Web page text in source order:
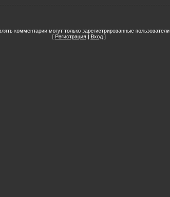
комментарии могут только зарегистрированные пользователи.
[ Регистрация| Вход]